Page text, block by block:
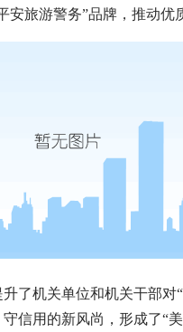
安旅游警务”品牌，推动优
机关单位和机关干部对“
信用的新风尚，形成了“